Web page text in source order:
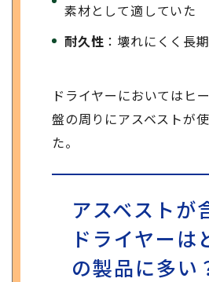
素材として適していた
耐久性 ：壊れにくく長
ドライヤーにおいてはヒ
盤の周りにアスベストが
た。
アスベストが
ドライヤーは
の製品に多い